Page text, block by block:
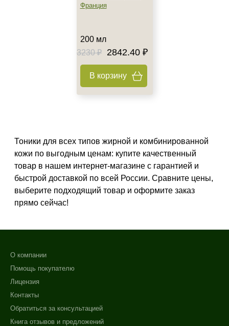
Любой возраст (от 18 лет)
Обезжиривание
Назначение против
Акне
Под макияж
После пилинга
Результат
Франция
200 мл
3230 ₽
2842.40 ₽
В корзину
Тоники для всех типов жирной и комбинированной
кожи по выгодным ценам: купите качественный
товар в нашем интернет-магазине с гарантией и
быстрой доставкой по всей России. Сравните цены,
выберите подходящий товар и оформите заказ
прямо сейчас!
О компании
Помощь покупателю
Лицензия
Контакты
Обратиться за консультацией
Книга отзывов и предложений
+7 (495) 640-58-89
+7 (929) 933-09-89